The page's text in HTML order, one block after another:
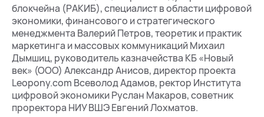
блокчейна (РАКИБ), специалист в области цифровой
экономики, финансового и стратегического
менеджмента Валерий Петров, теоретик и практик
маркетинга и массовых коммуникаций Михаил
Дымшиц, руководитель казначейства КБ «Новый
век» (ООО) Александр Анисов, директор проекта
Leopony.com Всеволод Адамов, ректор Института
цифровой экономики Руслан Макаров, советник
проректора НИУ ВШЭ Евгений Лохматов.